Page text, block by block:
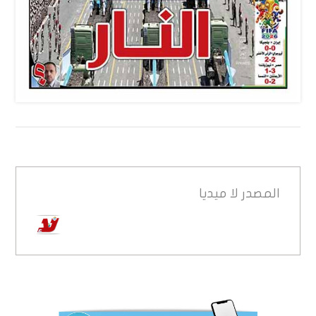
المصدر لا ميديا